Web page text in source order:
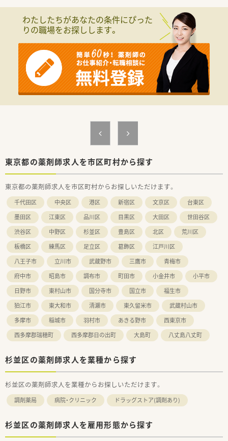
けており、多岐にわたる症例を幅広く学べる環境です。
■薬剤師7名と事務スタッフ4名の手厚い人員体制を整えていま
す。
【募集背景と求める人物像について】
■今回は組織の体制強化を目的とした定期採用であり、次世代を
担う新しい人材を積極的にお迎えしたいと考えております。
■在宅業務や高度な薬学的管理に興味を持ち、最新の知識を主体
的に学び続ける学習意欲の高い方を歓迎しております。
■医療機関や多職種とのコミュニケーションを大切にし、地域医
療に貢献したいという熱意をお持ちの方をお待ちしておりま
■高い水準で子育てサポートに取り組む企業として、国から子育
て支援の認定を取得し、多様な働き方を支援しています。
誤防止に向けた安全な職場環境作りに力を入れております。
わたしたちがあなたの条件にぴった
りの職場をお探しします。
東京都の薬剤師求人を市区町村から探す
東京都の薬剤師求人を市区町村からお探しいただけます。
千代田区 中央区 港区 新宿区 文京区
台東区
墨田区
江東区 品川区 目黒区 大田区
世田谷区
渋谷区
中野区 杉並区 豊島区 北区
荒川区
板橋区
練馬区 足立区 葛飾区
江戸川区
八王子市
立川市 武蔵野市 三鷹市
青梅市
府中市
昭島市 調布市 町田市 小金井市
小平市
日野市
東村山市 国分寺市 国立市
福生市
狛江市
東大和市 清瀬市 東久留米市
武蔵村山市
多摩市
稲城市 羽村市 あきる野市
西東京市
西多摩郡瑞穂町
西多摩郡日の出町 大島町 八丈島八丈町
杉並区の薬剤師求人を業種から探す
杉並区の薬剤師求人を業種からお探しいただけます。
調剤薬局 病院・クリニック ドラッグストア(調剤あり)
杉並区の薬剤師求人を雇用形態から探す